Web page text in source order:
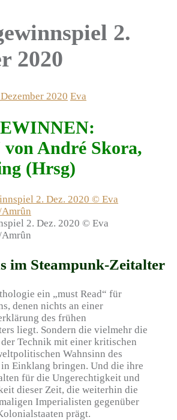
2.
2020
2020 Eva
von André Skora,
(Hrsg)
2. Dez. 2020 © Eva
im Steampunk-Zeitalter
ein „must Read“ für
denen nichts an einer
des frühen
liegt. Sondern die vielmehr die
Technik mit einer kritischen
Wahnsinn des
Einklang bringen. Und die ihre
für die Ungerechtigkeit und
dieser Zeit, die weiterhin die
Imperialisten gegenüber
prägt.